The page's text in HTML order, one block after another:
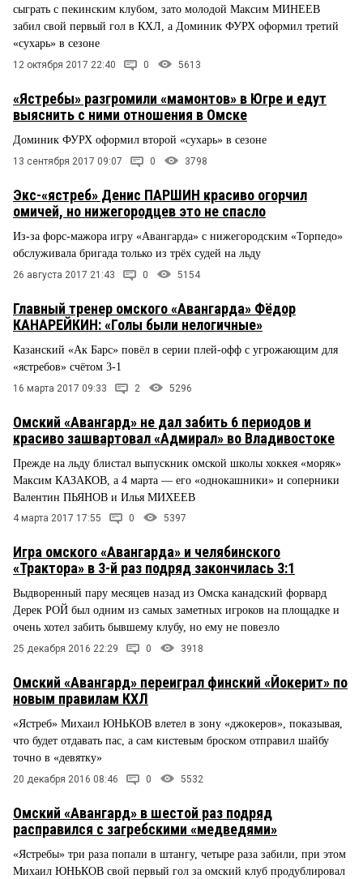
сыграть с пекинским клубом, зато молодой Максим МИНЕЕВ
забил свой первый гол в КХЛ, а Доминик ФУРХ оформил третий
«сухарь» в сезоне
12 октября 2017 22:40 0 5613
«Ястребы» разгромили «мамонтов» в Югре и едут
выяснить с ними отношения в Омске
Доминик ФУРХ оформил второй «сухарь» в сезоне
13 сентября 2017 09:07 0 3798
Экс-«ястреб» Денис ПАРШИН красиво огорчил
омичей, но нижегородцев это не спасло
Из-за форс-мажора игру «Авангарда» с нижегородским «Торпедо»
обслуживала бригада только из трёх судей на льду
26 августа 2017 21:43 0 5154
Главный тренер омского «Авангарда» Фёдор
КАНАРЕЙКИН: «Голы были нелогичные»
Казанский «Ак Барс» повёл в серии плей-офф с угрожающим для
«ястребов» счётом 3-1
16 марта 2017 09:33 2 5296
Омский «Авангард» не дал забить 6 периодов и
красиво зашвартовал «Адмирал» во Владивостоке
Прежде на льду блистал выпускник омской школы хоккея «моряк»
Максим КАЗАКОВ, а 4 марта — его «однокашники» и соперники
Валентин ПЬЯНОВ и Илья МИХЕЕВ
4 марта 2017 17:55 0 5397
Игра омского «Авангарда» и челябинского
«Трактора» в 3-й раз подряд закончилась 3:1
Выдворенный пару месяцев назад из Омска канадский форвард
Дерек РОЙ был одним из самых заметных игроков на площадке и
очень хотел забить бывшему клубу, но ему не повезло
25 декабря 2016 22:29 0 3918
Омский «Авангард» переиграл финский «Йокерит» по
новым правилам КХЛ
«Ястреб» Михаил ЮНЬКОВ влетел в зону «джокеров», показывая,
что будет отдавать пас, а сам кистевым броском отправил шайбу
точно в «девятку»
20 декабря 2016 08:46 0 5532
Омский «Авангард» в шестой раз подряд
расправился с загребскими «медведями»
«Ястребы» три раза попали в штангу, четыре раза забили, при этом
Михаил ЮНЬКОВ свой первый гол за омский клуб продублировал